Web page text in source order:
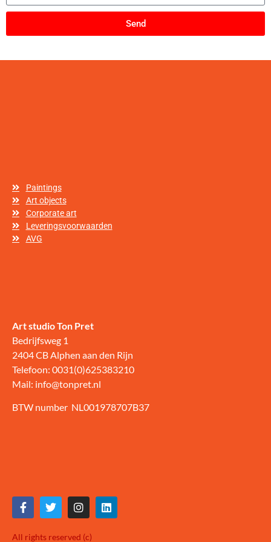
Send
Paintings
Art objects
Corporate art
Leveringsvoorwaarden
AVG
Art studio Ton Pret
Bedrijfsweg 1
2404 CB Alphen aan den Rijn
Telefoon: 0031(0)625383210
Mail: info@tonpret.nl
BTW number NL001978707B37
All rights reserved (c)